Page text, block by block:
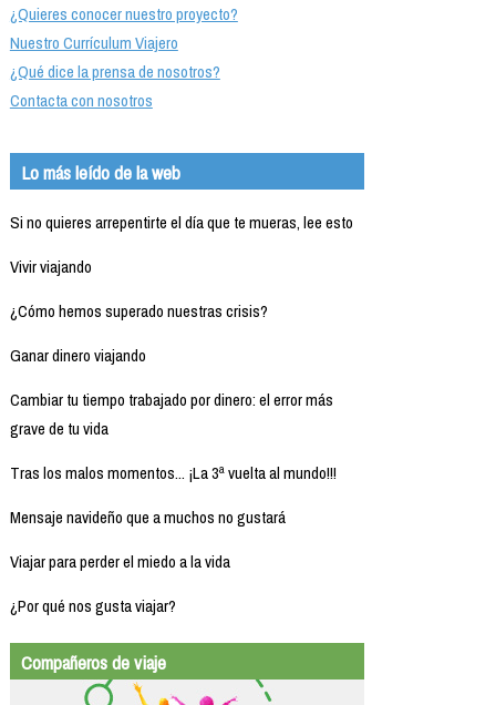
¿Quieres conocer nuestro proyecto?
Nuestro Currículum Viajero
¿Qué dice la prensa de nosotros?
Contacta con nosotros
Lo más leído de la web
Si no quieres arrepentirte el día que te mueras, lee esto
Vivir viajando
¿Cómo hemos superado nuestras crisis?
Ganar dinero viajando
Cambiar tu tiempo trabajado por dinero: el error más
grave de tu vida
Tras los malos momentos... ¡La 3ª vuelta al mundo!!!
Mensaje navideño que a muchos no gustará
Viajar para perder el miedo a la vida
¿Por qué nos gusta viajar?
Compañeros de viaje